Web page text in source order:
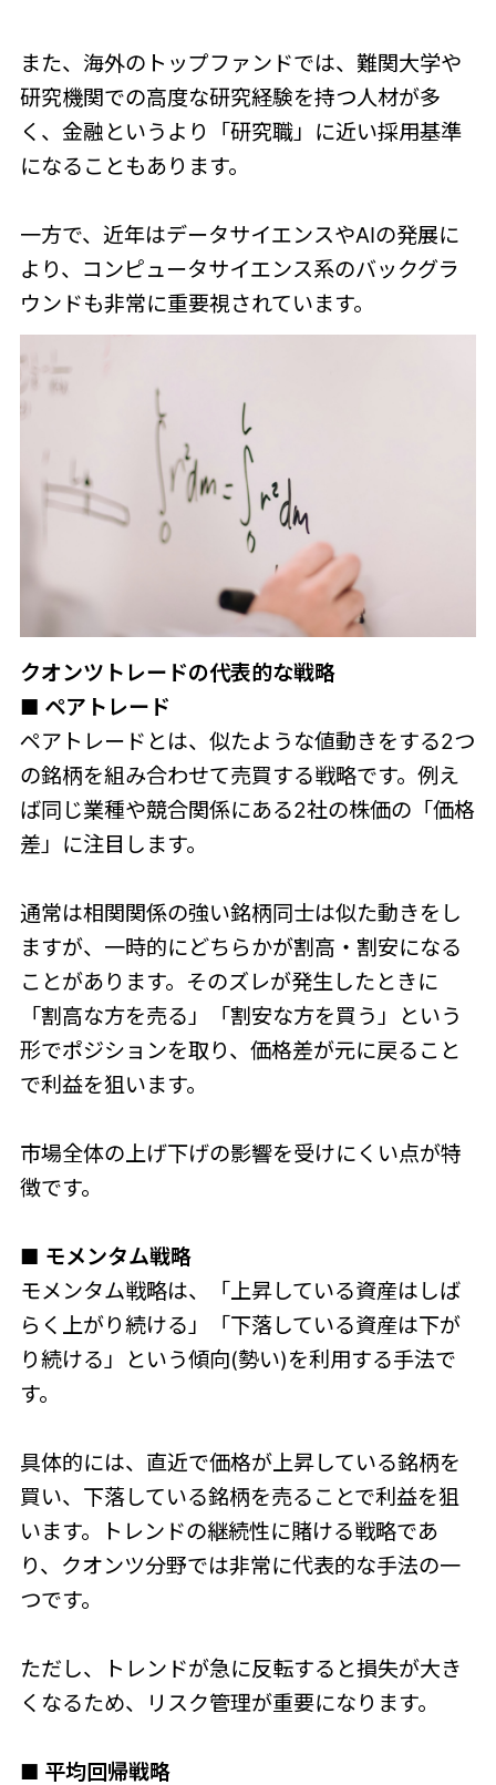
また、海外のトップファンドでは、難関大学や
研究機関での高度な研究経験を持つ人材が多
く、金融というより「研究職」に近い採用基準
になることもあります。
一方で、近年はデータサイエンスやAIの発展に
より、コンピュータサイエンス系のバックグラ
ウンドも非常に重要視されています。
クオンツトレードの代表的な戦略
■ ペアトレード
ペアトレードとは、似たような値動きをする2つ
の銘柄を組み合わせて売買する戦略です。例え
ば同じ業種や競合関係にある2社の株価の「価格
差」に注目します。
通常は相関関係の強い銘柄同士は似た動きをし
ますが、一時的にどちらかが割高・割安になる
ことがあります。そのズレが発生したときに
「割高な方を売る」「割安な方を買う」という
形でポジションを取り、価格差が元に戻ること
で利益を狙います。
市場全体の上げ下げの影響を受けにくい点が特
徴です。
■ モメンタム戦略
モメンタム戦略は、「上昇している資産はしば
らく上がり続ける」「下落している資産は下が
り続ける」という傾向(勢い)を利用する手法で
す。
具体的には、直近で価格が上昇している銘柄を
買い、下落している銘柄を売ることで利益を狙
います。トレンドの継続性に賭ける戦略であ
り、クオンツ分野では非常に代表的な手法の一
つです。
ただし、トレンドが急に反転すると損失が大き
くなるため、リスク管理が重要になります。
■ 平均回帰戦略